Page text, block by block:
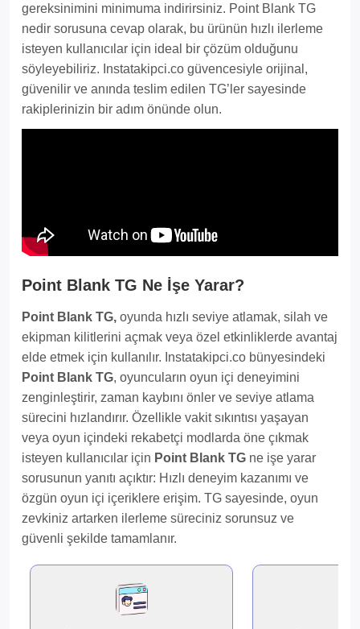
gereksinimini minimuma indirirsiniz. Point Blank TG
nedir sorusuna cevap olarak, bu ürünün hızlı ilerleme
isteyen kullanıcılar için ideal bir çözüm olduğunu
söyleyebiliriz. Instatakipci.co güvencesiyle orijinal,
güvenilir ve anında teslim edilen TG’ler sayesinde
rakiplerinizin bir adım önünde olun.
Point Blank TG Ne İşe Yarar?
Point Blank TG, oyunda hızlı seviye atlamak, silah ve
ekipman kilitlerini açmak veya özel etkinliklerde avantaj
elde etmek için kullanılır. Instatakipci.co bünyesindeki
Point Blank TG, oyuncuların oyun içi deneyimini
zenginleştirir, zaman kaybını önler ve seviye atlama
sürecini hızlandırır. Özellikle vakit sıkıntısı yaşayan
veya oyun içindeki rekabetçi modlarda öne çıkmak
isteyen kullanıcılar için Point Blank TG ne işe yarar
sorusunun yanıtı açıktır: Hızlı deneyim kazanımı ve
özgün oyun içi içeriklere erişim. TG sayesinde, oyun
zevkiniz artarken ilerleme süreciniz sorunsuz ve
güvenli şekilde tamamlanır.